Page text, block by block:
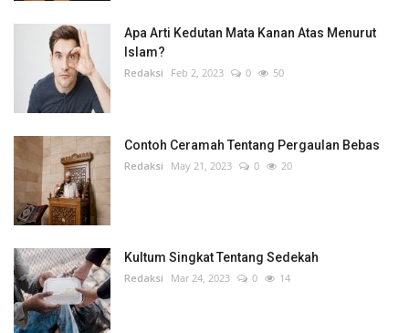
Apa Arti Kedutan Mata Kanan Atas Menurut
Islam?
Redaksi Feb 2, 2023 0 50
Contoh Ceramah Tentang Pergaulan Bebas
Redaksi May 21, 2023 0 20
Kultum Singkat Tentang Sedekah
Redaksi Mar 24, 2023 0 14